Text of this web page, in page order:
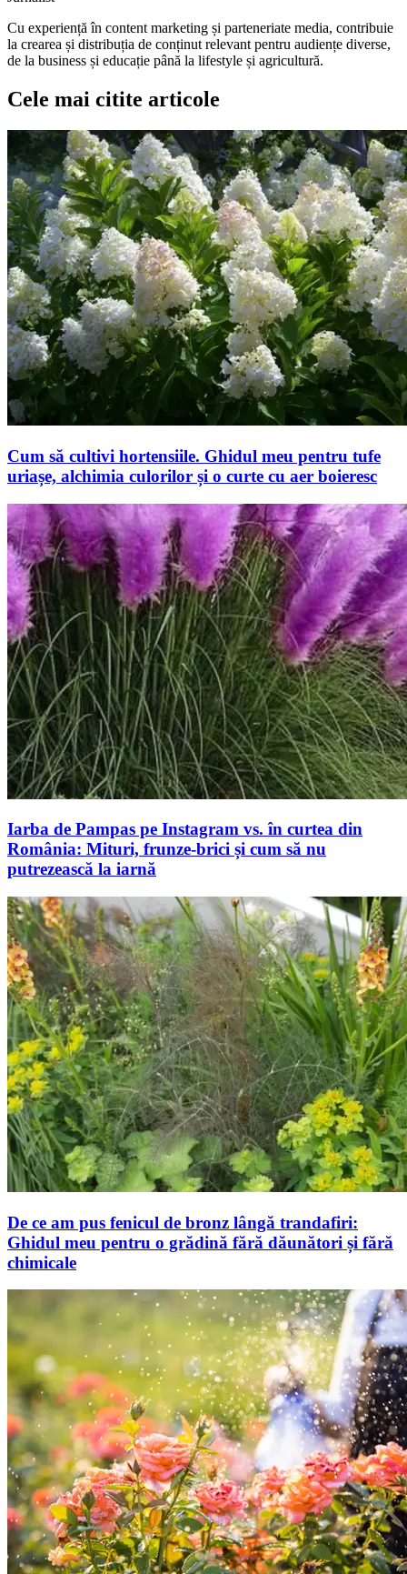
Cu experiență în content marketing și parteneriate media, contribuie
la crearea și distribuția de conținut relevant pentru audiențe diverse,
de la business și educație până la lifestyle și agricultură.
Cele mai citite articole
Cum să cultivi hortensiile. Ghidul meu pentru tufe
uriașe, alchimia culorilor și o curte cu aer boieresc
Iarba de Pampas pe Instagram vs. în curtea din
România: Mituri, frunze-brici și cum să nu
putrezească la iarnă
De ce am pus fenicul de bronz lângă trandafiri:
Ghidul meu pentru o grădină fără dăunători și fără
chimicale